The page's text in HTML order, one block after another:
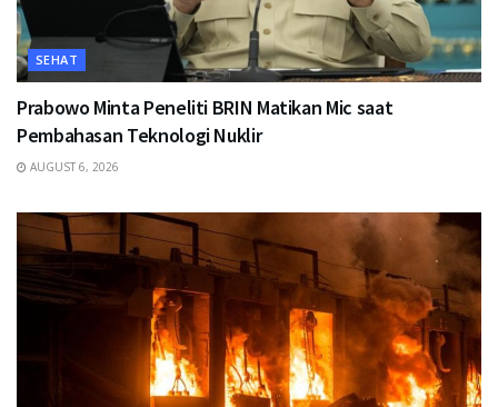
SEHAT
Prabowo Minta Peneliti BRIN Matikan Mic saat
Pembahasan Teknologi Nuklir
AUGUST 6, 2026